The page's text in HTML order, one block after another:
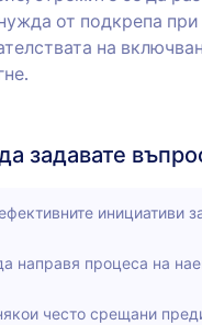
от подкрепа при
на
задавате
инициативи
направя процеса на
често срещани